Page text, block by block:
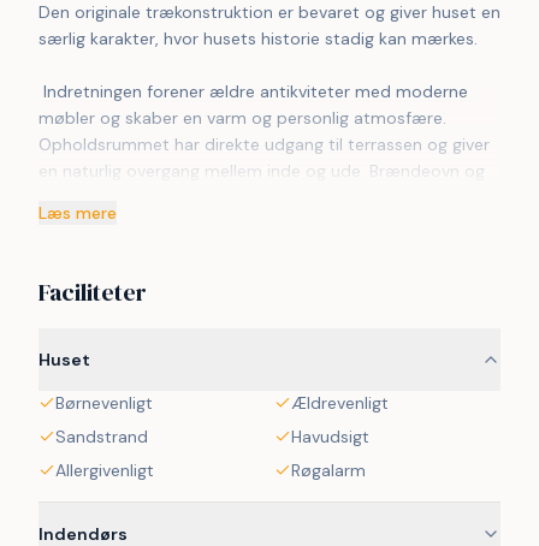
Den originale trækonstruktion er bevaret og giver huset en
særlig karakter, hvor husets historie stadig kan mærkes.
møbler og skaber en varm og personlig atmosfære.
Opholdsrummet har direkte udgang til terrassen og giver
en naturlig overgang mellem inde og ude. Brændeovn og
sommerperioderne.
kan vælge mellem sol og skygge i løbet af dagen. Her er
morgenkaffe med udsigt mod Lillebælt eller rolige aftener
Flovt Strand ligger i meget kort gåafstand fra huset og
indbyder til badning, gåture og ophold ved vandet.
Læs mere
Faciliteter
Huset
Børnevenligt
Ældrevenligt
Sandstrand
Havudsigt
Allergivenligt
Røgalarm
Indendørs